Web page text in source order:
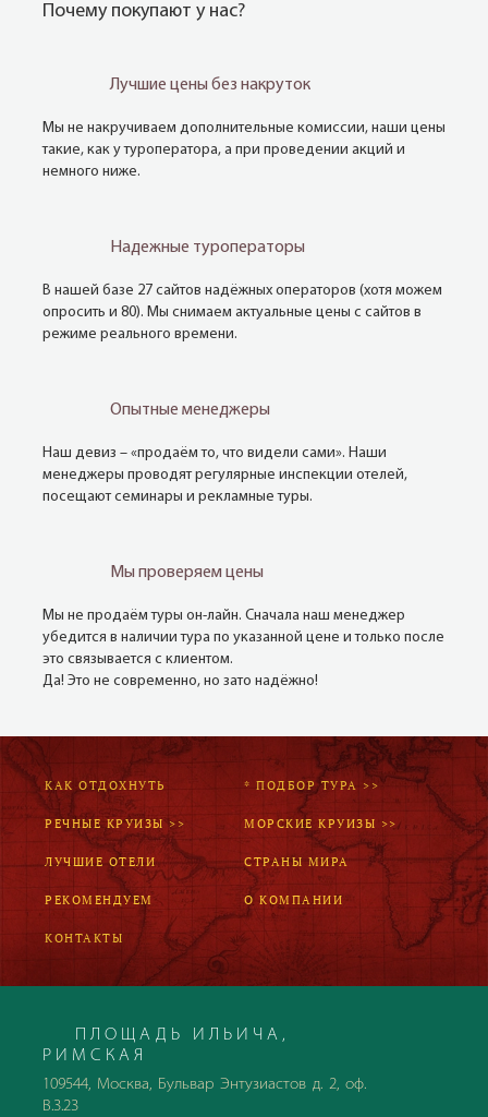
Почему покупают у нас?
Лучшие цены без накруток
Мы не накручиваем дополнительные комиссии, наши цены
такие, как у туроператора, а при проведении акций и
немного ниже.
Надежные туроператоры
В нашей базе 27 сайтов надёжных операторов (хотя можем
опросить и 80). Мы снимаем актуальные цены с сайтов в
режиме реального времени.
Опытные менеджеры
Наш девиз – «продаём то, что видели сами». Наши
менеджеры проводят регулярные инспекции отелей,
посещают семинары и рекламные туры.
Мы проверяем цены
Мы не продаём туры он-лайн. Сначала наш менеджер
убедится в наличии тура по указанной цене и только после
это связывается с клиентом.
Да! Это не современно, но зато надёжно!
КАК ОТДОХНУТЬ * ПОДБОР ТУРА >>
РЕЧНЫЕ КРУИЗЫ >> МОРСКИЕ КРУИЗЫ >>
ЛУЧШИЕ ОТЕЛИ СТРАНЫ МИРА
РЕКОМЕНДУЕМ О КОМПАНИИ
КОНТАКТЫ
ПЛОЩАДЬ ИЛЬИЧА,
РИМСКАЯ
109544, Москва, Бульвар Энтузиастов д. 2, оф.
В.3.23